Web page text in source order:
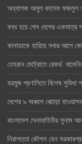
অধ্যাপক আবুল কাসেম ফজলুল
বন্ধ হয়ে গেল দেশের একমাত্র
কানাডাকে হারিয়ে সবার আগে
তেহরান মেট্রোতে রেকর্ড:
হরমুজ প্রণালিতে বিশেষ সুবিধা
দেশের ৯ অঞ্চলে ঝোড়ো
বাংলাদেশ সেনাবাহিনীর সুনাম
নিরাপত্তা কৌশল যেন